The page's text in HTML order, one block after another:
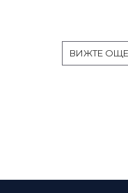
ВИЖТЕ ОЩЕ
◼️